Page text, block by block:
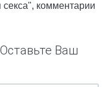
комментарии
Ваш